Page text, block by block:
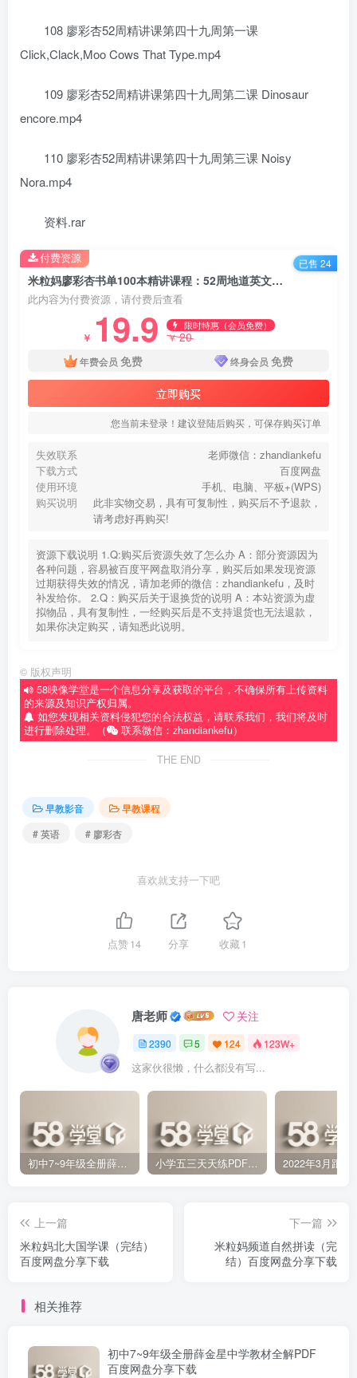
108 廖彩杏52周精讲课第四十九周第一课
Click,Clack,Moo Cows That Type.mp4
109 廖彩杏52周精讲课第四十九周第二课 Dinosaur
encore.mp4
110 廖彩杏52周精讲课第四十九周第三课 Noisy
Nora.mp4
资料.rar
米粒妈廖彩杏书单100本精讲课程：52周地道英文脱口而出(绘本+音频+视频)（完结）百度网盘分享下载
此内容为付费资源，请付费后查看
￥ 19.9 限时特惠（会员免费）
￥20
年费会员 免费 终身会员 免费
立即购买
您当前未登录！建议登陆后购买，可保存购买订单
失效联系
老师微信：zhandiankefu
下载方式
百度网盘
使用环境
手机、电脑、平板+(WPS)
购买说明
此非实物交易，具有可复制性，购买后不予退款，
请考虑好再购买!
资源下载说明 1.Q:购买后资源失效了怎么办 A：部分资源因为
各种问题，容易被百度平网盘取消分享，购买后如果发现资源
过期获得失效的情况，请加老师的微信：zhandiankefu，及时
补发给你。 2.Q：购买后关于退换货的说明 A：本站资源为虚
拟物品，具有复制性，一经购买后是不支持退货也无法退款，
如果你决定购买，请知悉此说明。
付费资源 已售 24
© 版权声明
58映像学堂是一个信息分享及获取的平台，不确保所有上传资料
的来源及知识产权归属。
如您发现相关资料侵犯您的合法权益，请联系我们，我们将及时
进行删除处理。（
联系微信：zhandiankefu）
THE END
早教影音
早教课程
# 英语
# 廖彩杏
喜欢就支持一下吧
点赞14 分享 收藏1
唐老师 关注
2390 5 124 123W+
这家伙很懒，什么都没有写...
初中7~9年级全册薛金星中学教材全解PDF 百度网盘分享下载 小学五三天天练PDF（压缩打包）百度网盘分享下载
上一篇
米粒妈北大国学课（完结）
百度网盘分享下载
下一篇
米粒妈频道自然拼读（完
结）百度网盘分享下载
相关推荐
初中7~9年级全册薛金星中学教材全解PDF
百度网盘分享下载